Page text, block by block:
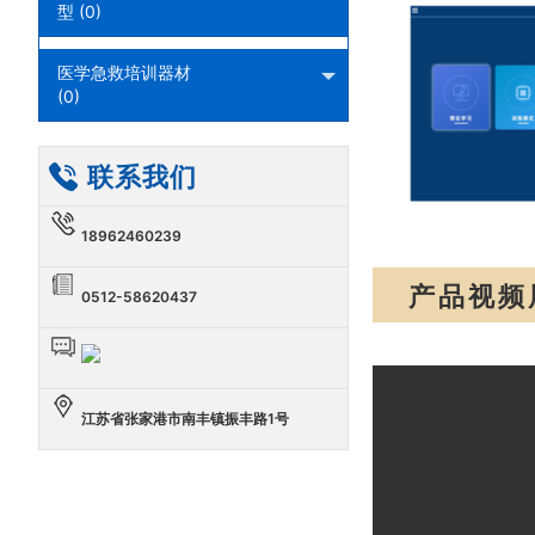
产品视
型 (0)
医学急救培训器材
(0)
联系我们
18962460239
0512-58620437
江苏省张家港市南丰镇振丰路1号